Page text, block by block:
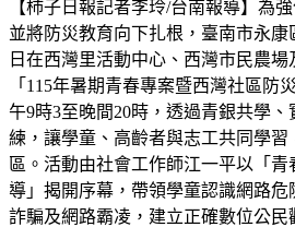
【柿子日報記者李玲/台南報導】為
並將防災教育向下扎根，臺南市永康
日在西灣里活動中心、西灣市民農
「115年暑期青春專案暨西灣社區防
午9時3至晚間20時，透過青銀共學
練，讓學童、高齡者與志工共同學習
區。活動由社會工作師江一平以「
導」揭開序幕，帶領學童認識網路
詐騙及網路霸凌，建立正確數位公